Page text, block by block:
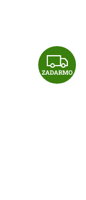
Z
A
ZADARMO